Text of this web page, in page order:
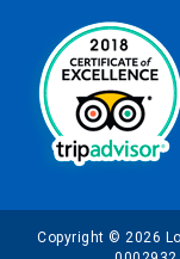
Copyright © 2026